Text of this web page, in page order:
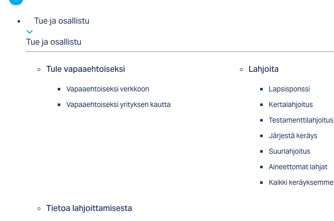
Tue ja osallistu
Tue ja osallistu
Tule vapaaehtoiseksi
Vapaaehtoiseksi verkkoon
Vapaaehtoiseksi yrityksen kautta
Lahjoita
Lapsisponssi
Kertalahjoitus
Testamenttilahjoitus
Järjestä keräys
Suurlahjoitus
Aineettomat lahjat
Kaikki keräyksemme
Tietoa lahjoittamisesta